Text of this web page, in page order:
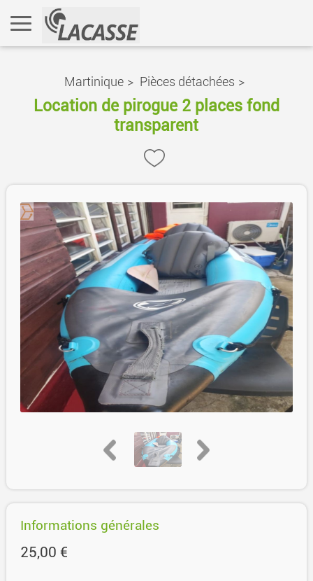
Martinique > Pièces détachées >
Location de pirogue 2 places fond
transparent
Informations générales
25,00 €